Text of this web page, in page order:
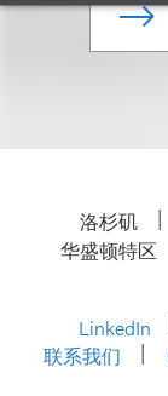
洛杉矶
华盛顿特区
LinkedIn
联系我们